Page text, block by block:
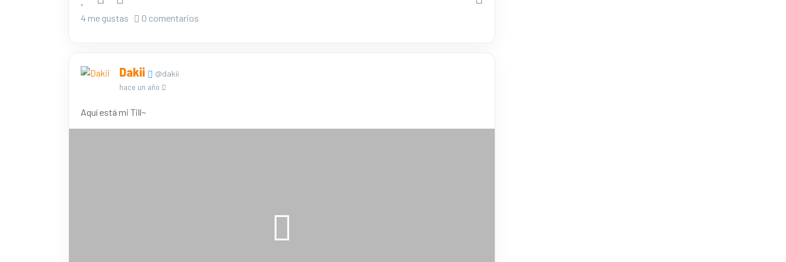
4 me gustas 0 comentarios
Dakii @dakii
hace un año
Aquí está mi Till~